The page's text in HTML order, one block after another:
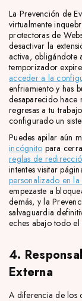
La Prevención de
virtualmente
protectoras de
desactivar la
activa, obligándote
temporizador
acceder a la
enfriamiento y has
desaparecido hace
regresas a tu
configurado un
Puedes apilar aún
incógnito para
reglas de
intentes visitar
personalizado en
empezaste a
demás, y la
salvaguardia
eches abajo todo
4.
Externa
A diferencia de los